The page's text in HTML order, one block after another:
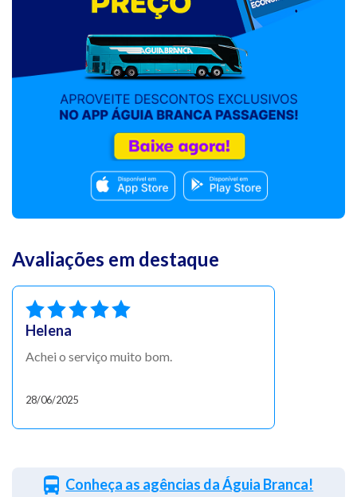
Avaliações em destaque
Helena
Achei o serviço muito bom.
28/06/2025
Conheça as agências da Águia Branca!